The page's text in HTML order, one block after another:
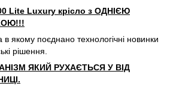
Lite Luxury крісло з ОДНІЄЮ
якому поєднано технологічні новинки
рішення.
ЯКИЙ РУХАЄТЬСЯ У ВІД